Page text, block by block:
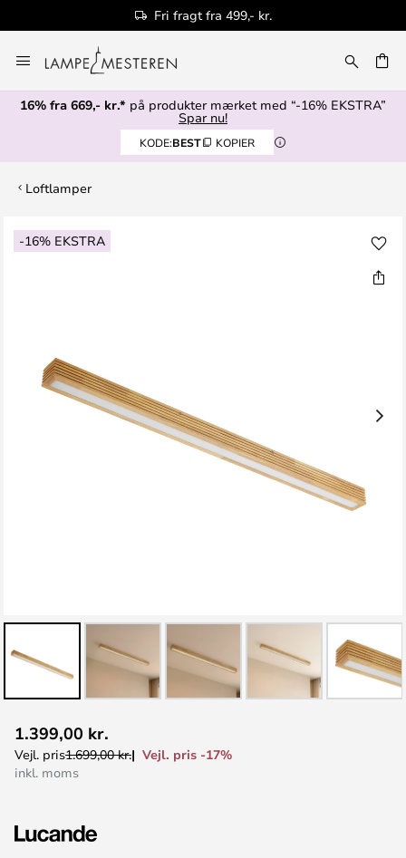
Fri fragt fra 499,- kr.
to
Content
16% fra 669,- kr.* på produkter mærket med “-16% EKSTRA”
Spar nu!
KODE:BEST KOPIER
Loftlamper
-16% EKSTRA
Gå
til
til
starten
1.399,00 kr.
Vejl. pris1.699,00 kr.
Vejl. pris -17%
inkl. moms